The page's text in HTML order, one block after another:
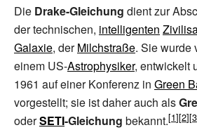
Die Drake-Gleichung dient zur
der technischen, intelligenten
Galaxie, derMilchstraße. Sie wurde
einem US-Astrophysiker, entwickelt
1961 auf einer Konferenz in Green
vorgestellt; sie ist daher auch als
oderSETI-Gleichung bekannt.